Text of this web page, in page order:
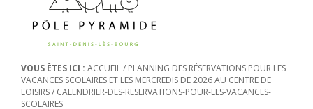
VOUS ÊTES ICI : ACCUEIL/ PLANNING DES RÉSERVATIONS POUR LES
VACANCES SCOLAIRES ET LES MERCREDIS DE 2026 AU CENTRE DE
LOISIRS/ CALENDRIER-DES-RESERVATIONS-POUR-LES-VACANCES-
SCOLAIRES